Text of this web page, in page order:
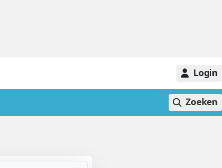
Login
Zoeken